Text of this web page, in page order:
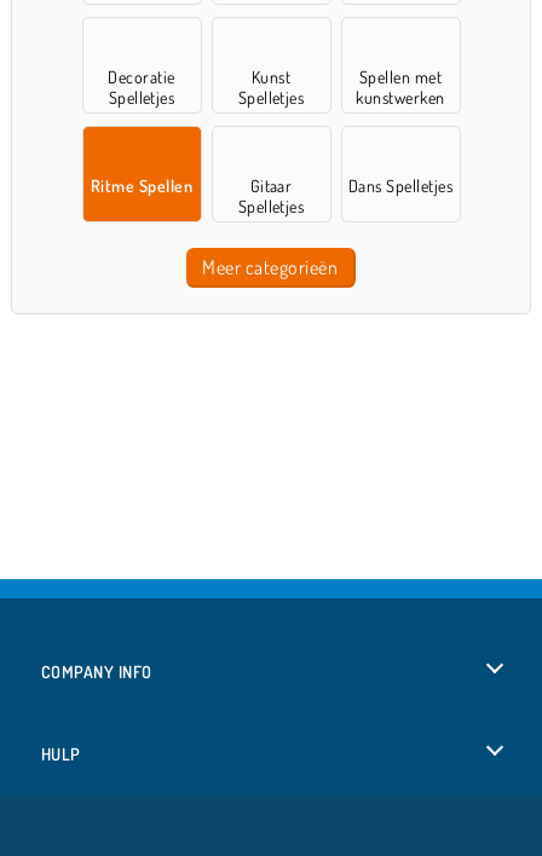
Decoratie
Spelletjes
Kunst
Spelletjes
Spellen met
kunstwerken
Ritme Spellen
Gitaar
Spelletjes
Dans Spelletjes
Meer categorieën
COMPANY INFO
HULP